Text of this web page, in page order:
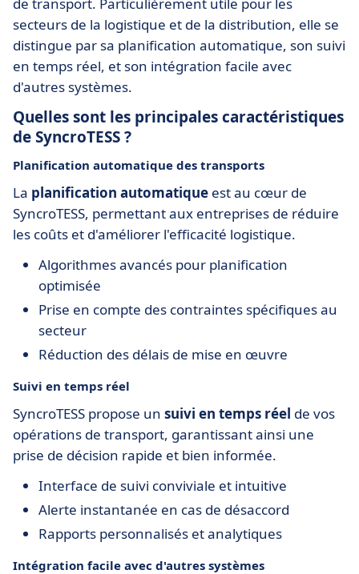
secteurs de la logistique et de la distribution, elle se
distingue par sa planification automatique, son suivi
en temps réel, et son intégration facile avec
d'autres systèmes.
Quelles sont les principales caractéristiques
de SyncroTESS ?
Planification automatique des transports
La planification automatique est au cœur de
SyncroTESS, permettant aux entreprises de réduire
les coûts et d'améliorer l'efficacité logistique.
Algorithmes avancés pour planification
optimisée
Prise en compte des contraintes spécifiques au
secteur
Réduction des délais de mise en œuvre
Suivi en temps réel
SyncroTESS propose un suivi en temps réel de vos
opérations de transport, garantissant ainsi une
prise de décision rapide et bien informée.
Interface de suivi conviviale et intuitive
Alerte instantanée en cas de désaccord
Rapports personnalisés et analytiques
Intégration facile avec d'autres systèmes